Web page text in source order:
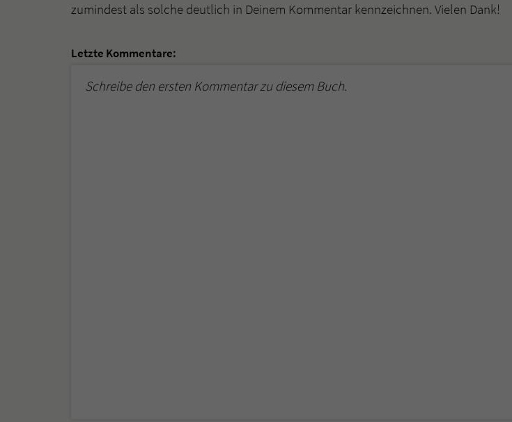
zumindest als solche deutlich in Deinem Kommentar kennzeichnen. Vielen Dank!
Letzte Kommentare:
Schreibe den ersten Kommentar zu diesem Buch.